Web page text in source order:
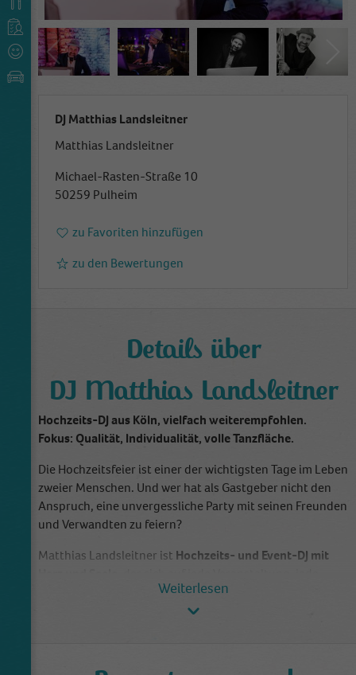
DJ Matthias Landsleitner
Matthias Landsleitner
Michael-Rasten-Straße 10
50259 Pulheim
zu Favoriten hinzufügen
zu den Bewertungen
Details über
DJ Matthias Landsleitner
Hochzeits-DJ aus Köln, vielfach weiterempfohlen.
Fokus: Qualität, Individualität, volle Tanzfläche.
Die Hochzeitsfeier ist einer der wichtigsten Tage im Leben
zweier Menschen. Und wer hat als Gastgeber nicht den
Anspruch, eine unvergessliche Party mit seinen Freunden
und Verwandten zu feiern?
Matthias Landsleitner ist Hochzeits- und Event-DJ mit
Festgesellschaft aufs Neue freut. Der immer auf der
Suche nach der perfekten Kombination aus optimalem
Jahren Erfahrung einen Beitrag zu einem unvergesslichen